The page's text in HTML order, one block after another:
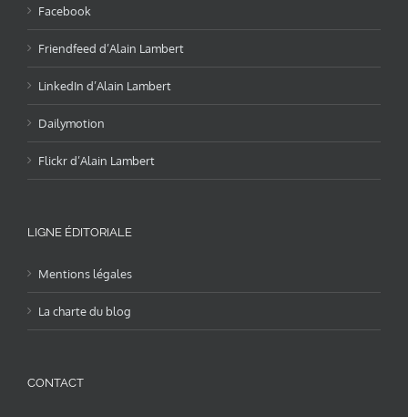
Facebook
Friendfeed d’Alain Lambert
LinkedIn d’Alain Lambert
Dailymotion
Flickr d’Alain Lambert
LIGNE ÉDITORIALE
Mentions légales
La charte du blog
CONTACT